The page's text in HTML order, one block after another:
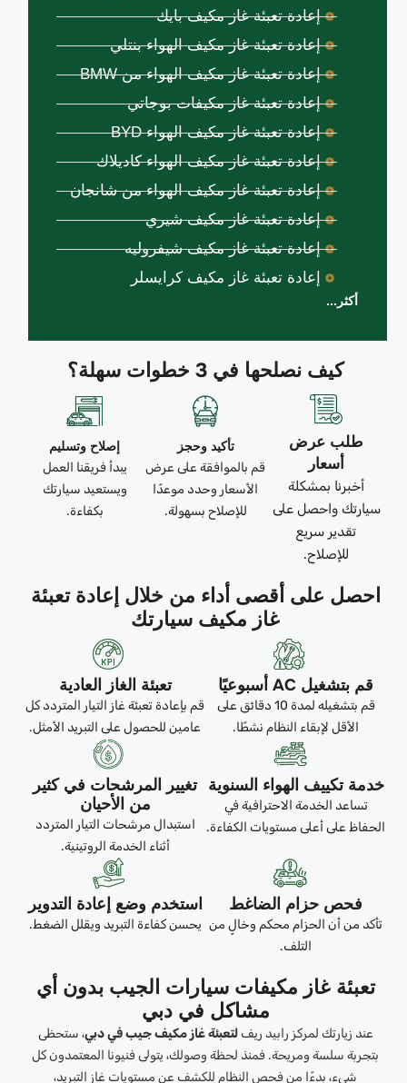
كيف نصلحها في 3 خطوات سهلة؟
طلب عرض
أسعار
أخبرنا بمشكلة
سيارتك واحصل على
تقدير سريع
للإصلاح.
تأكيد وحجز
قم بالموافقة على عرض
الأسعار وحدد موعدًا
للإصلاح بسهولة.
إصلاح وتسليم
يبدأ فريقنا العمل
ويستعيد سيارتك
بكفاءة.
احصل على أقصى أداء من خلال إعادة تعبئة
غاز مكيف سيارتك
قم بتشغيل AC أسبوعيًا
قم بتشغيله لمدة 10 دقائق على
الأقل لإبقاء النظام نشطًا.
تعبئة الغاز العادية
قم بإعادة تعبئة غاز التيار المتردد كل
عامين للحصول على التبريد الأمثل.
خدمة تكييف الهواء السنوية
تساعد الخدمة الاحترافية في
الحفاظ على أعلى مستويات الكفاءة.
تغيير المرشحات في كثير
من الأحيان
استبدال مرشحات التيار المتردد
أثناء الخدمة الروتينية.
فحص حزام الضاغط
تأكد من أن الحزام محكم وخالٍ من
التلف.
استخدم وضع إعادة التدوير
يحسن كفاءة التبريد ويقلل الضغط.
تعبئة غاز مكيفات سيارات الجيب بدون أي
مشاكل في دبي
عند زيارتك لمركز رابيد ريفلتعبئة غاز مكيف جيب في دبي، ستحظى
بتجربة سلسة ومريحة. فمنذ لحظة وصولك، يتولى فنيونا المعتمدون كل
شيء، بدءًا من فحص النظام للكشف عن مستويات غاز التبريد،
إعادة تعبئة غاز مكيف بايك
إعادة تعبئة غاز مكيف الهواء بنتلي
إعادة تعبئة غاز مكيف الهواء من BMW
إعادة تعبئة غاز مكيفات بوجاتي
إعادة تعبئة غاز مكيف الهواء BYD
إعادة تعبئة غاز مكيف الهواء كاديلاك
إعادة تعبئة غاز مكيف الهواء من شانجان
إعادة تعبئة غاز مكيف شيري
إعادة تعبئة غاز مكيف شيفروليه
إعادة تعبئة غاز مكيف كرايسلر
أكثر...